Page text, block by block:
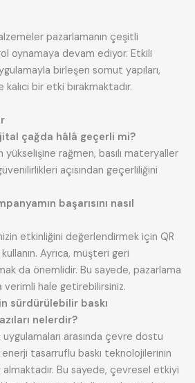
pazarlamanın çeşitli
oynamaya devam ediyor. Etkili
birleşen somut yapıları,
bir etki bırakmaktadır.
çağda hâlâ geçerli mi?
yükselişine rağmen, basılı materyaller
açısından geçerliliğini
başarısını nasıl
etkinliğini değerlendirmek için QR
Ayrıca, müşteri geri
da önemlidir. Bu sayede, pazarlama
hale getirebilirsiniz.
sürdürülebilir baskı
nelerdir?
uygulamaları arasında çevre dostu
tasarruflu baskı teknolojilerinin
Bu sayede, çevresel etkiyi